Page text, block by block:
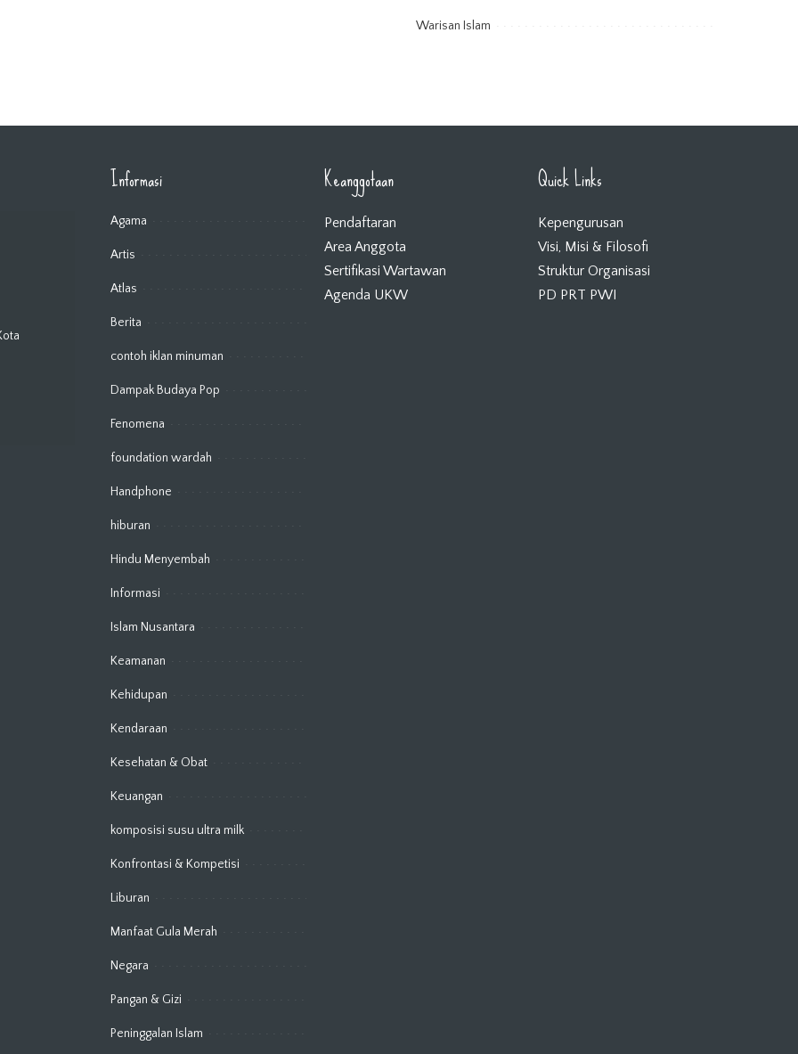
Warisan Islam
Informasi
Agama
Artis
Atlas
Berita
contoh iklan minuman
Dampak Budaya Pop
Fenomena
foundation wardah
Handphone
hiburan
Hindu Menyembah
Informasi
Islam Nusantara
Keamanan
Kehidupan
Kendaraan
Kesehatan & Obat
Keuangan
komposisi susu ultra milk
Konfrontasi & Kompetisi
Liburan
Manfaat Gula Merah
Negara
Pangan & Gizi
Peninggalan Islam
Keanggotaan
Pendaftaran
Area Anggota
Sertifikasi Wartawan
Agenda UKW
Quick Links
Kepengurusan
Visi, Misi & Filosofi
Struktur Organisasi
PD PRT PWI